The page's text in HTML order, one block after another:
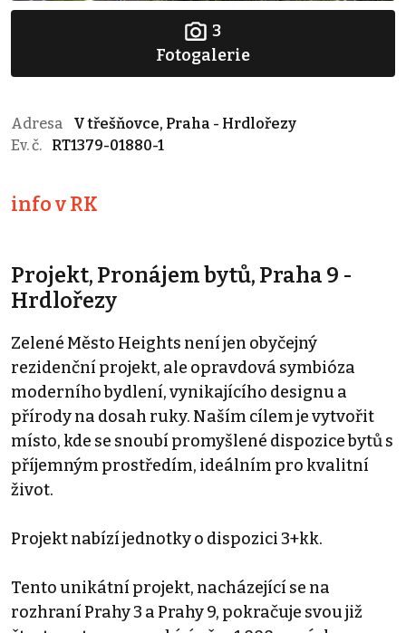
3
Fotogalerie
Adresa
V třešňovce, Praha - Hrdlořezy
Ev. č.
RT1379-01880-1
info v RK
Projekt, Pronájem bytů, Praha 9 -
Hrdlořezy
Zelené Město Heights není jen obyčejný
rezidenční projekt, ale opravdová symbióza
moderního bydlení, vynikajícího designu a
přírody na dosah ruky. Naším cílem je vytvořit
místo, kde se snoubí promyšlené dispozice bytů s
příjemným prostředím, ideálním pro kvalitní
život.
Projekt nabízí jednotky o dispozici 3+kk.
Tento unikátní projekt, nacházející se na
rozhraní Prahy 3 a Prahy 9, pokračuje svou již